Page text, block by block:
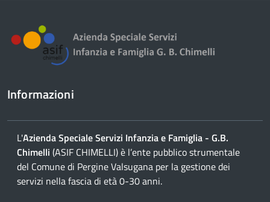
Informazioni
L'Azienda Speciale Servizi Infanzia e Famiglia - G.B.
Chimelli (ASIF CHIMELLI) è l’ente pubblico strumentale
del Comune di Pergine Valsugana per la gestione dei
servizi nella fascia di età 0-30 anni.